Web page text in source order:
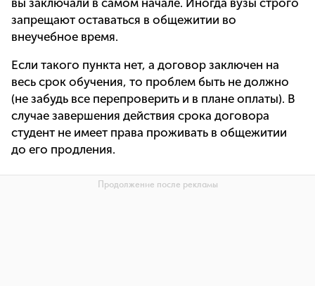
вы заключали в самом начале. Иногда вузы строго
запрещают оставаться в общежитии во
внеучебное время.
Если такого пункта нет, а договор заключен на
весь срок обучения, то проблем быть не должно
(не забудь все перепроверить и в плане оплаты). В
случае завершения действия срока договора
студент не имеет права проживать в общежитии
до его продления.